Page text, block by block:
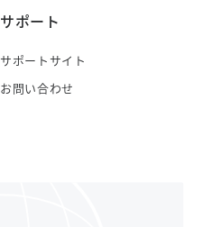
サポート
サポートサイト
お問い合わせ